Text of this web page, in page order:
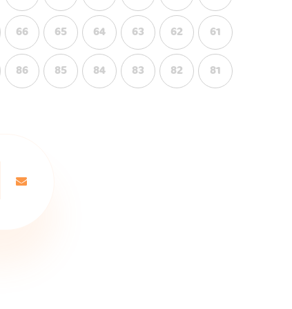
61
62
63
64
65
66
81
82
83
84
85
86